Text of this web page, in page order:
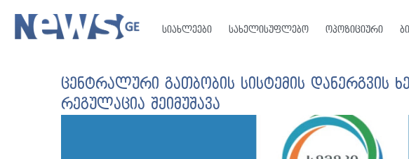
სიახლეები სახელისუფლებო ოპოზიციური
ცენტრალური გათბობის სისტემის დანერგვის
რეგულაცია შეიმუშავა